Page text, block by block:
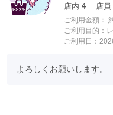
店内 4 店員
ご利用金額：
ご利用目的：
ご利用日：
よろしくお願いします。